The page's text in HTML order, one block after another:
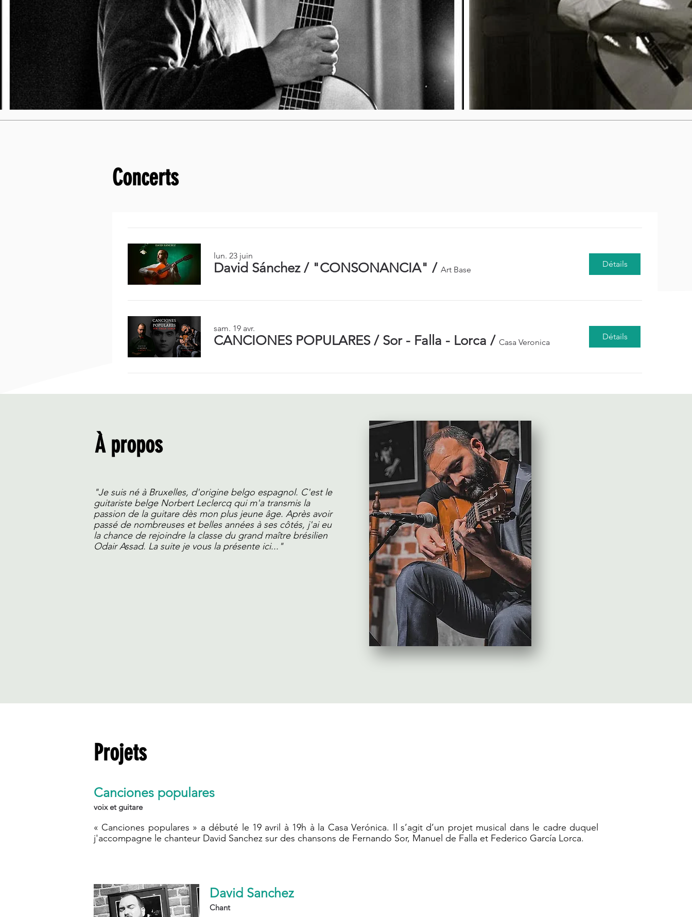
Concerts
lun. 23 juin
David Sánchez / "CONSONANCIA" / Art Base
Détails
sam. 19 avr.
CANCIONES POPULARES / Sor - Falla - Lorca / Casa Veronica
Détails
À propos
"Je suis né à Bruxelles, d'origine belgo espagnol. C'est le
guitariste belge Norbert Leclercq qui m'a transmis la
passion de la guitare dès mon plus jeune âge. Après avoir
passé de nombreuses et belles années à ses côtés, j'ai eu
la chance de rejoindre la classe du grand maître brésilien
Odair Assad. La suite je vous la présente ici..."
Projets
Canciones populares
voix et guitare
« Canciones populares » a débuté le 19 avril à 19h à la Casa Verónica. Il s’agit d’un projet musical dans le cadre duquel
j'accompagne le chanteur David Sanchez sur des chansons de Fernando Sor, Manuel de Falla et Federico García Lorca.
David Sanchez
Chant